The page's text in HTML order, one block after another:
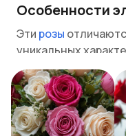
Особенности
Эти розы
уникальных
виду: крупные
и насыщенные
идеальности.
отбор уже на этапе
их высочайшее